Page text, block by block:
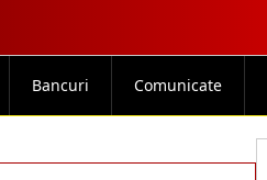
Bancuri Comunicate